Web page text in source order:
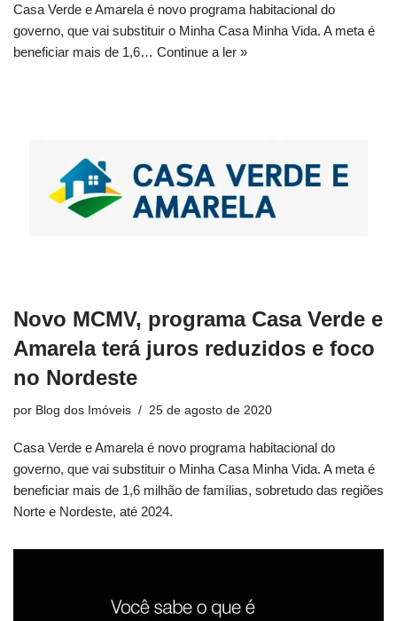
Casa Verde e Amarela é novo programa habitacional do
governo, que vai substituir o Minha Casa Minha Vida. A meta é
beneficiar mais de 1,6… Continue a ler »
Novo MCMV, programa Casa Verde e
Amarela terá juros reduzidos e foco
no Nordeste
por Blog dos Imóveis 25 de agosto de 2020
Casa Verde e Amarela é novo programa habitacional do
governo, que vai substituir o Minha Casa Minha Vida. A meta é
beneficiar mais de 1,6 milhão de famílias, sobretudo das regiões
Norte e Nordeste, até 2024.